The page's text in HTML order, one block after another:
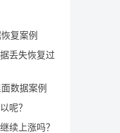
复案例
丢失恢复过
数据案例
呢？
续上涨吗？